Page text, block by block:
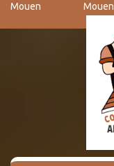
Mouen
Mouen